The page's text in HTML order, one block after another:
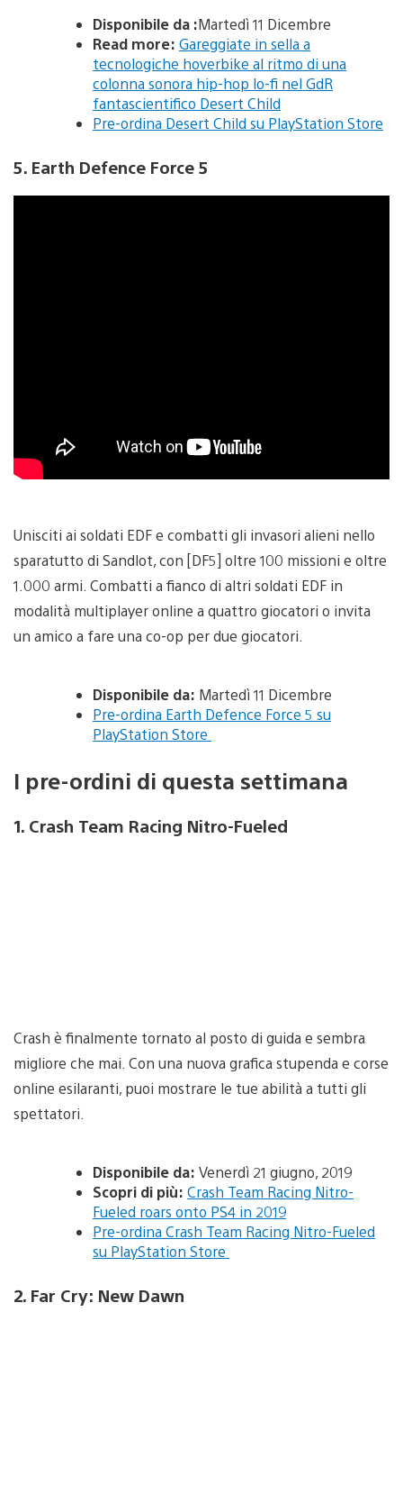
Disponibile da :Martedì 11 Dicembre
Read more: Gareggiate in sella a
tecnologiche hoverbike al ritmo di una
colonna sonora hip-hop lo-fi nel GdR
fantascientifico Desert Child
Pre-ordina Desert Child su PlayStation Store
5. Earth Defence Force 5
Unisciti ai soldati EDF e combatti gli invasori alieni nello
sparatutto di Sandlot, con [DF5] oltre 100 missioni e oltre
1.000 armi. Combatti a fianco di altri soldati EDF in
modalità multiplayer online a quattro giocatori o invita
un amico a fare una co-op per due giocatori.
Disponibile da: Martedì 11 Dicembre
Pre-ordina Earth Defence Force 5 su
PlayStation Store
I pre-ordini di questa settimana
1. Crash Team Racing Nitro-Fueled
Crash è finalmente tornato al posto di guida e sembra
migliore che mai. Con una nuova grafica stupenda e corse
online esilaranti, puoi mostrare le tue abilità a tutti gli
spettatori.
Disponibile da: Venerdì 21 giugno, 2019
Scopri di più: Crash Team Racing Nitro-
Fueled roars onto PS4 in 2019
Pre-ordina Crash Team Racing Nitro-Fueled
su PlayStation Store
2. Far Cry: New Dawn